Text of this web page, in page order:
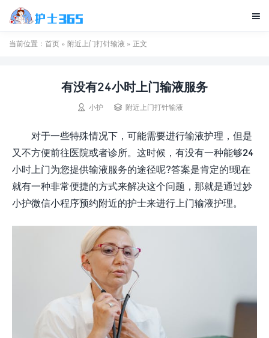

当前位置： 首页 » 附近上门打针输液 » 正文
有没有24小时上门输液服务
 小护  附近上门打针输液
对于一些特殊情况下，可能需要进行输液护理，但是
又不方便前往医院或者诊所。这时候，有没有一种能够24
小时上门为您提供输液服务的途径呢?答案是肯定的!现在
就有一种非常便捷的方式来解决这个问题，那就是通过妙
小护微信小程序预约附近的护士来进行上门输液护理。